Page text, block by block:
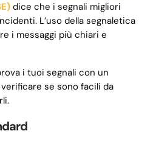
dice che i segnali migliori
L’uso della segnaletica
i messaggi più chiari e
i tuoi segnali con un
se sono facili da